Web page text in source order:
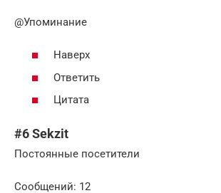
@Упоминание
Наверх
Ответить
Цитата
#6 Sekzit
Постоянные посетители
Cообщений: 12